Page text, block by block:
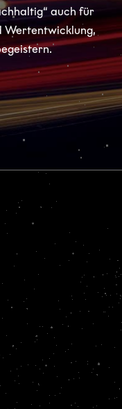
auch für
Wertentwicklung,